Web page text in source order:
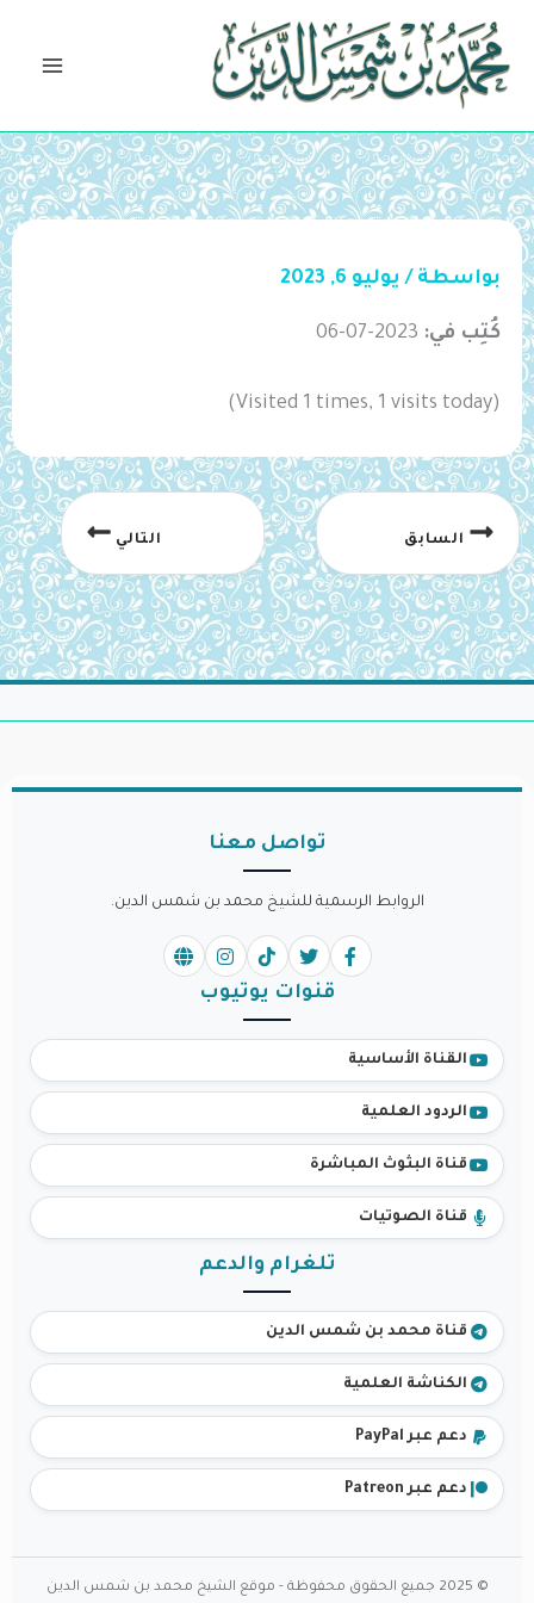
تخطي
المحتوى
بواسطة / يوليو 6, 2023
كُتِب في: 2023-07-06
(Visited 1 times, 1 visits today)
السابق التالي
تواصل معنا
الروابط الرسمية للشيخ محمد بن شمس الدين.
قنوات يوتيوب
القناة الأساسية
الردود العلمية
قناة البثوث المباشرة
قناة الصوتيات
تلغرام والدعم
قناة محمد بن شمس الدين
الكناشة العلمية
دعم عبر PayPal
دعم عبر Patreon
© 2025 جميع الحقوق محفوظة - موقع الشيخ محمد بن شمس الدين